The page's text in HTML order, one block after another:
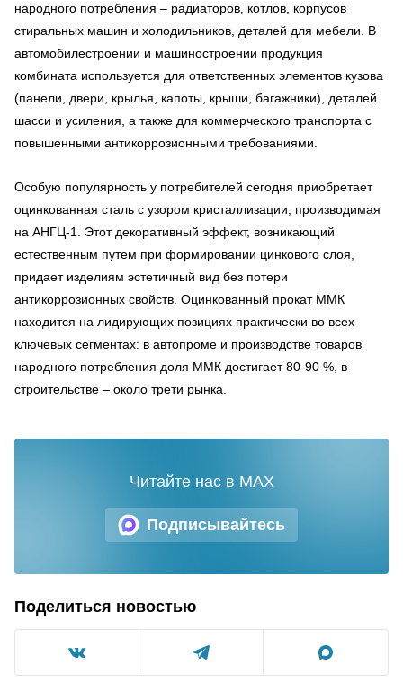
народного потребления – радиаторов, котлов, корпусов
стиральных машин и холодильников, деталей для мебели. В
автомобилестроении и машиностроении продукция
комбината используется для ответственных элементов кузова
(панели, двери, крылья, капоты, крыши, багажники), деталей
шасси и усиления, а также для коммерческого транспорта с
повышенными антикоррозионными требованиями.
Особую популярность у потребителей сегодня приобретает
оцинкованная сталь с узором кристаллизации, производимая
на АНГЦ-1. Этот декоративный эффект, возникающий
естественным путем при формировании цинкового слоя,
придает изделиям эстетичный вид без потери
антикоррозионных свойств. Оцинкованный прокат ММК
находится на лидирующих позициях практически во всех
ключевых сегментах: в автопроме и производстве товаров
народного потребления доля ММК достигает 80-90 %, в
строительстве – около трети рынка.
Подписывайтесь
Читайте нас в MAX
Поделиться новостью